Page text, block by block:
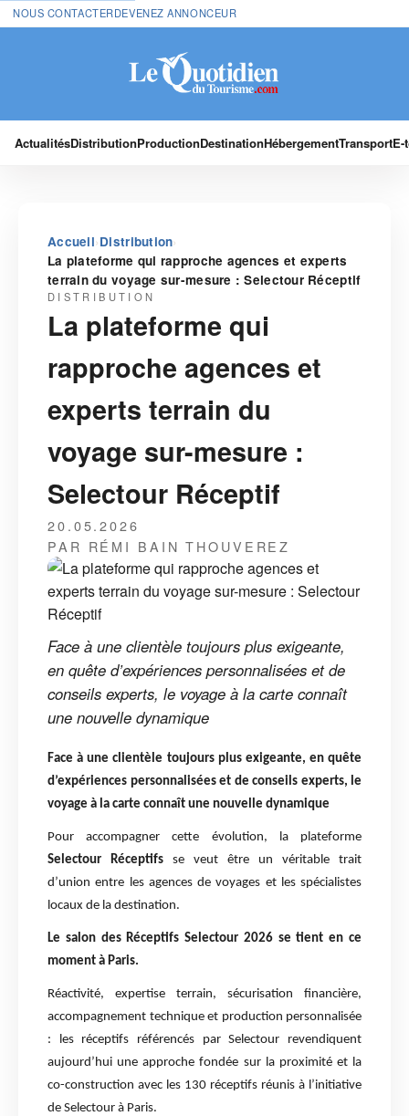
NOUS CONTACTERDEVENEZ ANNONCEUR
ActualitésDistributionProductionDestinationHébergementTransport
Accueil›Distribution›
La plateforme qui rapproche agences et experts
terrain du voyage sur-mesure : Selectour Réceptif
DISTRIBUTION
La plateforme qui
rapproche agences et
experts terrain du
voyage sur-mesure :
Selectour Réceptif
20.05.2026
PAR RÉMI BAIN THOUVEREZ
Face à une clientèle toujours plus exigeante,
en quête d’expériences personnalisées et de
conseils experts, le voyage à la carte connaît
une nouvelle dynamique
Face à une clientèle toujours plus exigeante, en quête
d’expériences personnalisées et de conseils experts, le
voyage à la carte connaît une nouvelle dynamique
Pour accompagner cette évolution, la plateforme
Selectour Réceptifs se veut être un véritable trait
d’union entre les agences de voyages et les spécialistes
locaux de la destination.
Le salon des Réceptifs Selectour 2026 se tient en ce
moment à Paris.
Réactivité, expertise terrain, sécurisation financière,
accompagnement technique et production personnalisée
: les réceptifs référencés par Selectour revendiquent
aujourd’hui une approche fondée sur la proximité et la
co-construction avec les 130 réceptifs réunis à l’initiative
de Selectour à Paris.